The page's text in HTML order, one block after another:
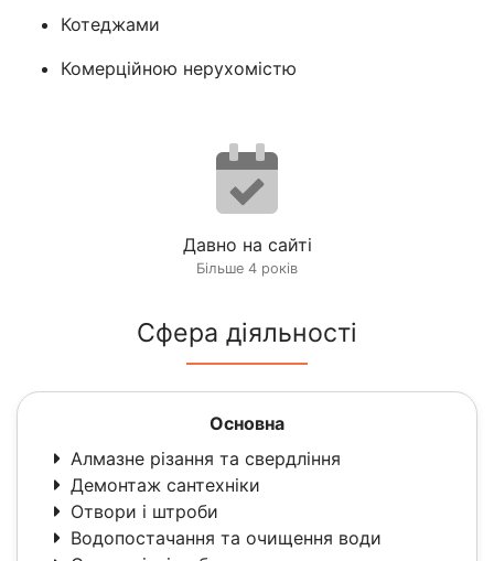
Котеджами
Комерційною нерухомістю
Давно на сайті
Більше 4 років
Сфера діяльності
Основна
Алмазне різання та свердління
Демонтаж сантехніки
Отвори і штроби
Водопостачання та очищення води